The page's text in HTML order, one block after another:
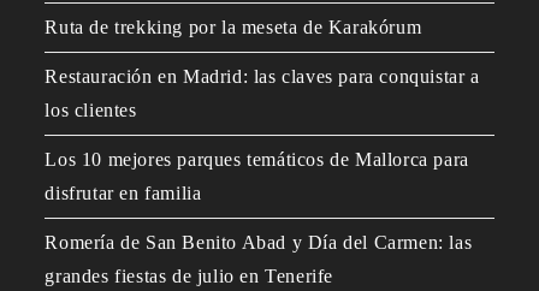
Ruta de trekking por la meseta de Karakórum
Restauración en Madrid: las claves para conquistar a
los clientes
Los 10 mejores parques temáticos de Mallorca para
disfrutar en familia
Romería de San Benito Abad y Día del Carmen: las
grandes fiestas de julio en Tenerife